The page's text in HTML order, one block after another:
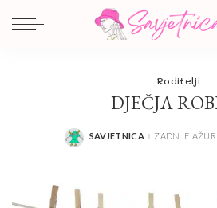
Roditelji
DJEČJA
POSTED
SAVJETNICA ZADNJE